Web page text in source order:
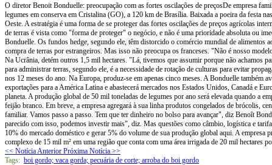
O diretor Benoit Bonduelle: preocupação com as fortes oscilações de preçosDe empresa
legumes em conserva em Cristalina (GO), a 120 km de Brasília. Baixada a poeira da festa
Oeste. A estratégia é uma forma de se proteger das fortes oscilações de preços agrícolas
de terras é vista como "forma de proteger" o negócio, e não é uma prioridade absoluta ou
Bonduelle. Os fundos hedge, segundo ele, têm distorcido o comércio mundial de alimentos
compra de terras por estrangeiros. Mas isso não preocupa os franceses. "Não é nosso
Na Ucrânia, detém outros 1,5 mil hectares. "Lá, tivemos que assumir porque não achamos
para administrar terras, segundo ele, é a necessidade de rotação de culturas para evitar
nos 12 meses do ano. Na Europa, produz-se em apenas cinco meses. A Bonduelle também
exportações para a América Latina e abastecerá mercados nos Estados Unidos, Canadá e
planeta. A produção global de 50 mil toneladas de legumes por ano será elevada quando a
feijão branco. Em breve, a empresa agregará à sua linha produtos congelados de brócolis,
familiar. Vamos passo a passo. Tem que ter dinheiro no bolso para avançar", diz Benoît
parecido com isso, podemos investir mais", diz. Mas questões como câmbio, logística e
10% do mercado doméstico e gerar 5% do volume de sua produção global aqui. A
complexo de 15 mil m² em uma região que conta com uma área irrigada de 20 mil
<< Notícia Anterior Próxima Notícia >>
Tags: boi gordo; vaca gorda; pecuária de corte; arroba do boi gordo